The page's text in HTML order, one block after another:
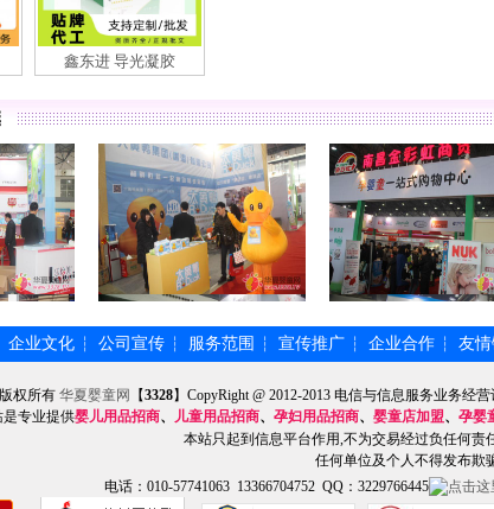
鑫东进 导光凝胶
企业文化 ┆ 公司宣传 ┆ 服务范围 ┆ 宣传推广 ┆ 企业合作 ┆ 友
版权所有 华夏婴童网 【3328】CopyRight @ 2012-2013 电信与信息服务业务经营
是专业提供婴儿用品招商、 儿童用品招商、 孕妇用品招商、 婴童店加盟、 孕婴
本站只起到信息平台作用,不为交易经过负任何责
任何单位及个人不得发布欺
电话：010-57741063 13366704752 QQ：3229766445